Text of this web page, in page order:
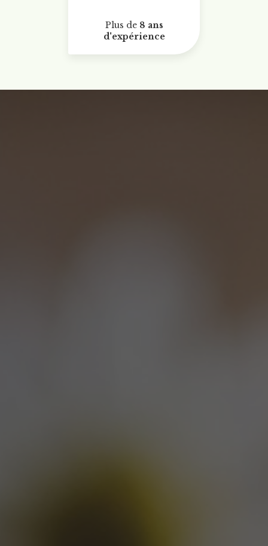
Plus de 8 ans
d'expérience